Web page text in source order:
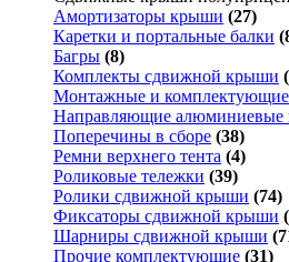
Амортизаторы крыши (27)
Каретки и портальные балки
Багры (8)
Комплекты сдвижной крыши
Монтажные и
Направляющие алюминиевые
Поперечины в сборе (38)
Ремни верхнего тента (4)
Роликовые тележки (39)
Ролики сдвижной крыши (74)
Фиксаторы сдвижной крыши
Шарниры сдвижной крыши
Прочие комплектующие (31)